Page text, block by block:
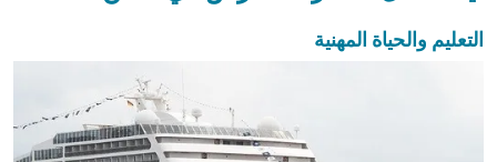
التعليم والحياة المهنية